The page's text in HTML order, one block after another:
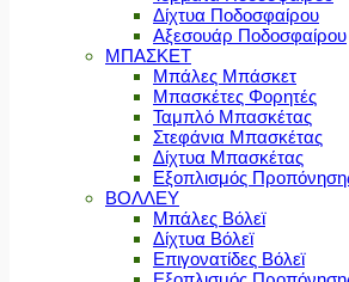
Δίχτυα Ποδοσφαίρου
Αξεσουάρ Ποδοσφαίρου
ΜΠΑΣΚΕΤ
Μπάλες Μπάσκετ
Μπασκέτες Φορητές
Ταμπλό Μπασκέτας
Στεφάνια Μπασκέτας
Δίχτυα Μπασκέτας
Εξοπλισμός
ΒΟΛΛΕΥ
Μπάλες Βόλεϊ
Δίχτυα Βόλεϊ
Επιγονατίδες Βόλεϊ